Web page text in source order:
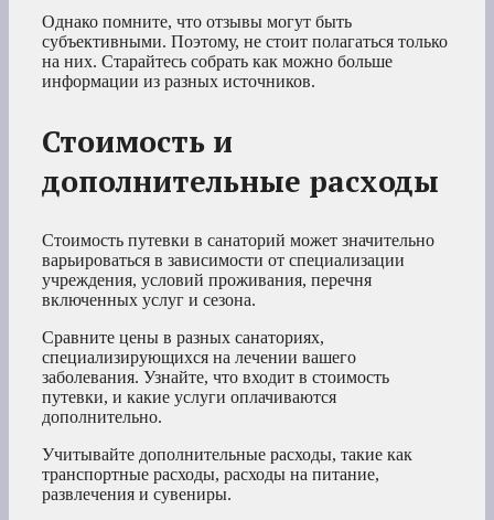
Однако помните, что отзывы могут быть
субъективными. Поэтому, не стоит полагаться только
на них. Старайтесь собрать как можно больше
информации из разных источников.
Стоимость и
дополнительные расходы
Стоимость путевки в санаторий может значительно
варьироваться в зависимости от специализации
учреждения, условий проживания, перечня
включенных услуг и сезона.
Сравните цены в разных санаториях,
специализирующихся на лечении вашего
заболевания. Узнайте, что входит в стоимость
путевки, и какие услуги оплачиваются
дополнительно.
Учитывайте дополнительные расходы, такие как
транспортные расходы, расходы на питание,
развлечения и сувениры.